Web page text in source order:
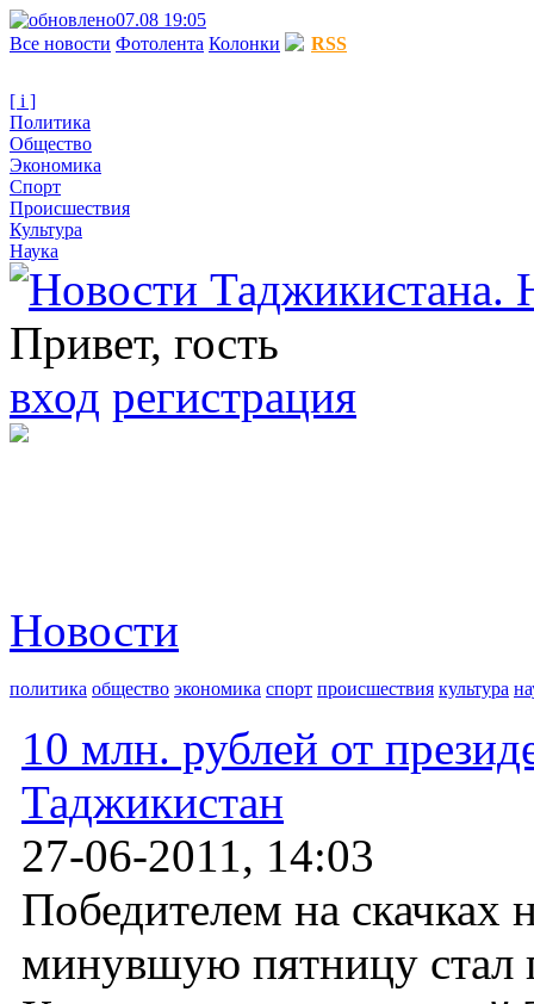
07.08 19:05
Все новости Фотолента Колонки RSS
[ i ]
Политика
Общество
Экономика
Спорт
Происшествия
Культура
Наука
Привет, гость
вход регистрация
Новости
политика общество экономика спорт происшествия культура
10 млн. рублей от
Таджикистан
27-06-2011, 14:03
Победителем на скачках
минувшую пятницу стал